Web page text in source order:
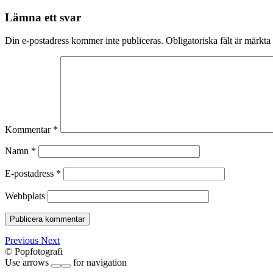
Lämna ett svar
Din e-postadress kommer inte publiceras. Obligatoriska fält är märkta
Kommentar *
Namn *
E-postadress *
Webbplats
Previous Next
© Popfotografi
Use arrows
for navigation